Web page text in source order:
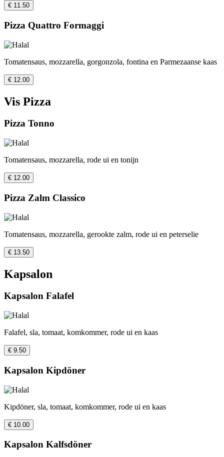
€ 11.50
Pizza Quattro Formaggi
Tomatensaus, mozzarella, gorgonzola, fontina en Parmezaanse kaas
€ 12.00
Vis Pizza
Pizza Tonno
Tomatensaus, mozzarella, rode ui en tonijn
€ 12.00
Pizza Zalm Classico
Tomatensaus, mozzarella, gerookte zalm, rode ui en peterselie
€ 13.50
Kapsalon
Kapsalon Falafel
Falafel, sla, tomaat, komkommer, rode ui en kaas
€ 9.50
Kapsalon Kipdöner
Kipdöner, sla, tomaat, komkommer, rode ui en kaas
€ 10.00
Kapsalon Kalfsdöner